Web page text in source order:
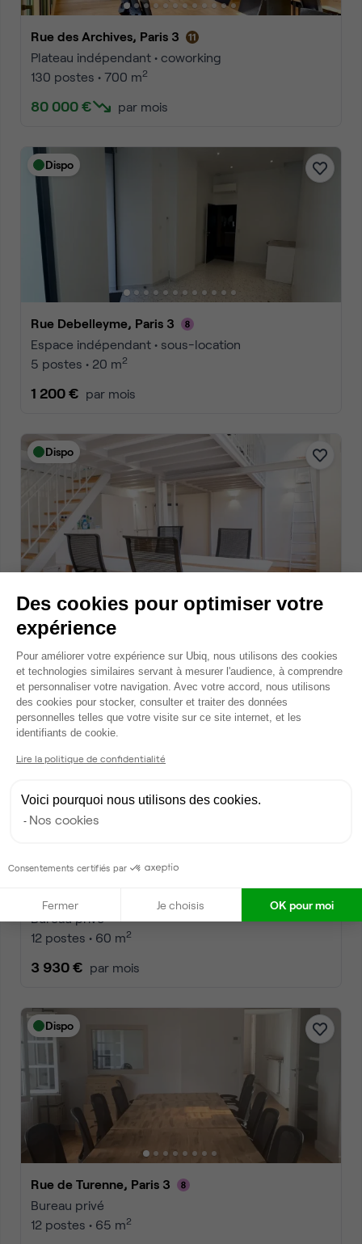
Rue des Archives, Paris 3
Plateau indépendant • coworking
130 postes • 700 m2
80 000 € par mois
Dispo
Rue Debelleyme, Paris 3
Espace indépendant • sous-location
5 postes • 20 m2
1 200 € par mois
Dispo
Rue des Archives, Paris 3
Bureau opéré
8 postes • 40 m
3 000 € par mois
Dispo
Bureau privé
12 postes • 60 m2
3 930 € par mois
Dispo
Rue de Turenne, Paris 3
Bureau privé
12 postes • 65 m2
Des cookies pour optimiser votre
expérience
Plateforme de Gestion du
Pour améliorer votre expérience sur Ubiq, nous utilisons des cookies
et technologies similaires servant à mesurer l'audience, à comprendre
et personnaliser votre navigation. Avec votre accord, nous utilisons
des cookies pour stocker, consulter et traiter des données
personnelles telles que votre visite sur ce site internet, et les
identifiants de cookie.
Lire la politique de confidentialité
Voici pourquoi nous utilisons des cookies.
Nos cookies
Consentements certifiés par
Fermer Je choisis OK pour moi